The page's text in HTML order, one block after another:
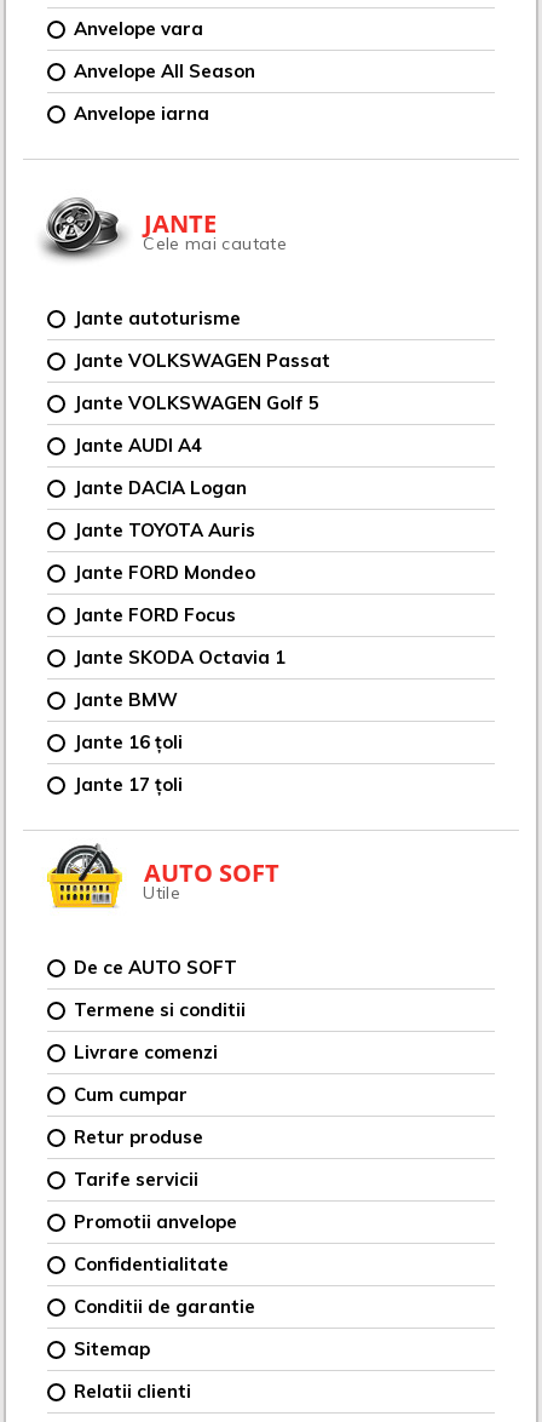
Anvelope vara
Anvelope All Season
Anvelope iarna
JANTE
Cele mai cautate
Jante autoturisme
Jante VOLKSWAGEN Passat
Jante VOLKSWAGEN Golf 5
Jante AUDI A4
Jante DACIA Logan
Jante TOYOTA Auris
Jante FORD Mondeo
Jante FORD Focus
Jante SKODA Octavia 1
Jante BMW
Jante 16 țoli
Jante 17 țoli
AUTO SOFT
Utile
De ce AUTO SOFT
Termene si conditii
Livrare comenzi
Cum cumpar
Retur produse
Tarife servicii
Promotii anvelope
Confidentialitate
Conditii de garantie
Sitemap
Relatii clienti